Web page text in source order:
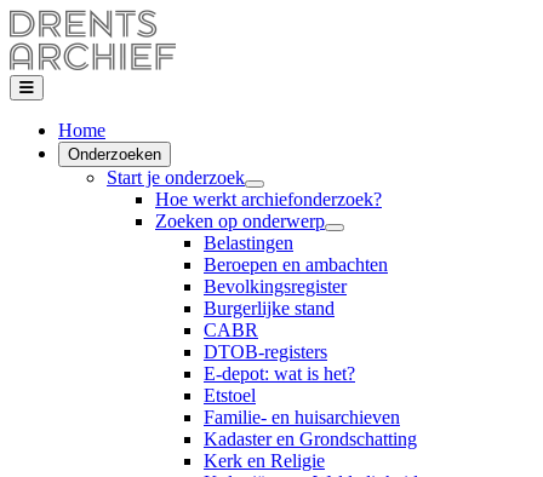
Home
Onderzoeken
Start je onderzoek
Hoe werkt archiefonderzoek?
Zoeken op onderwerp
Belastingen
Beroepen en ambachten
Bevolkingsregister
Burgerlijke stand
CABR
DTOB-registers
E-depot: wat is het?
Etstoel
Familie- en huisarchieven
Kadaster en Grondschatting
Kerk en Religie